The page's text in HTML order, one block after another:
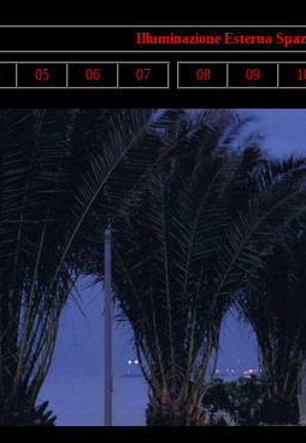
Illuminazione Esterna
05 06 07 08 09